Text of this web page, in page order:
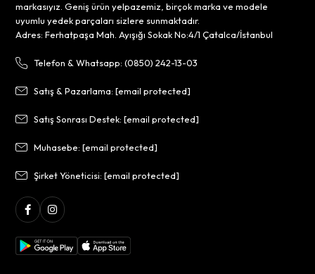
markasıyız. Geniş ürün yelpazemiz, birçok marka ve modele
uyumlu yedek parçaları sizlere sunmaktadır.
Adres: Ferhatpaşa Mah. Ayışığı Sokak No:4/1 Çatalca/İstanbul
Telefon & Whatsapp: (0850) 242-13-03
Satış & Pazarlama:[email protected]
Satış Sonrası Destek:[email protected]
Muhasebe:[email protected]
Şirket Yöneticisi:[email protected]